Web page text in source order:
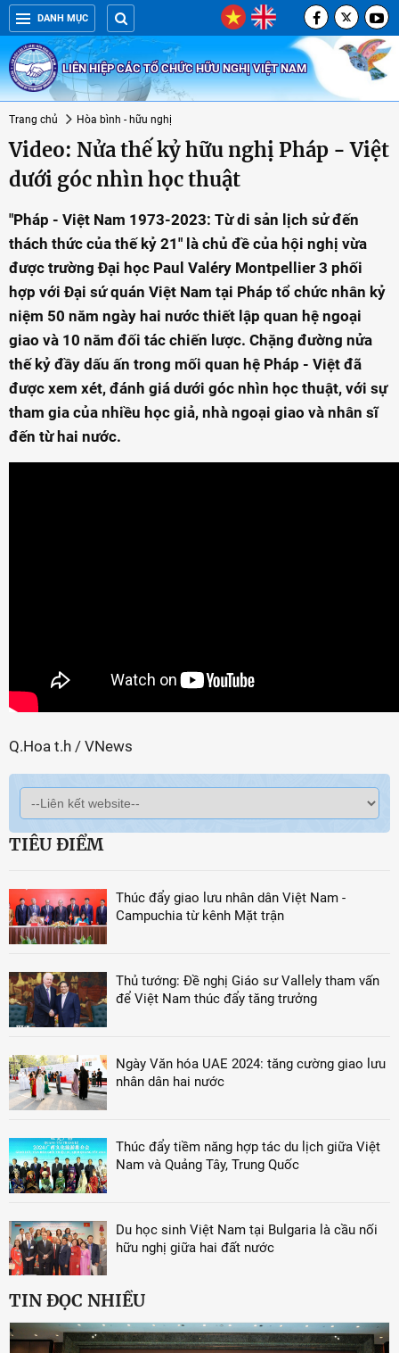
DANH MỤC
LIÊN HIỆP CÁC TỔ CHỨC HỮU NGHỊ VIỆT NAM
Trang chủ Hòa bình - hữu nghị
Video: Nửa thế kỷ hữu nghị Pháp - Việt
dưới góc nhìn học thuật
"Pháp - Việt Nam 1973-2023: Từ di sản lịch sử đến
thách thức của thế kỷ 21" là chủ đề của hội nghị vừa
được trường Đại học Paul Valéry Montpellier 3 phối
hợp với Đại sứ quán Việt Nam tại Pháp tổ chức nhân kỷ
niệm 50 năm ngày hai nước thiết lập quan hệ ngoại
giao và 10 năm đối tác chiến lược. Chặng đường nửa
thế kỷ đầy dấu ấn trong mối quan hệ Pháp - Việt đã
được xem xét, đánh giá dưới góc nhìn học thuật, với sự
tham gia của nhiều học giả, nhà ngoại giao và nhân sĩ
đến từ hai nước.
Q.Hoa t.h / VNews
TIÊU ĐIỂM
Thúc đẩy giao lưu nhân dân Việt Nam -
Campuchia từ kênh Mặt trận
Thủ tướng: Đề nghị Giáo sư Vallely tham vấn
để Việt Nam thúc đẩy tăng trưởng
Ngày Văn hóa UAE 2024: tăng cường giao lưu
nhân dân hai nước
Thúc đẩy tiềm năng hợp tác du lịch giữa Việt
Nam và Quảng Tây, Trung Quốc
Du học sinh Việt Nam tại Bulgaria là cầu nối
hữu nghị giữa hai đất nước
TIN ĐỌC NHIỀU